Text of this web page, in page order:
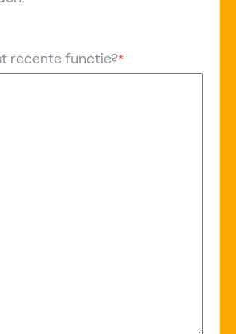
recente functie?*